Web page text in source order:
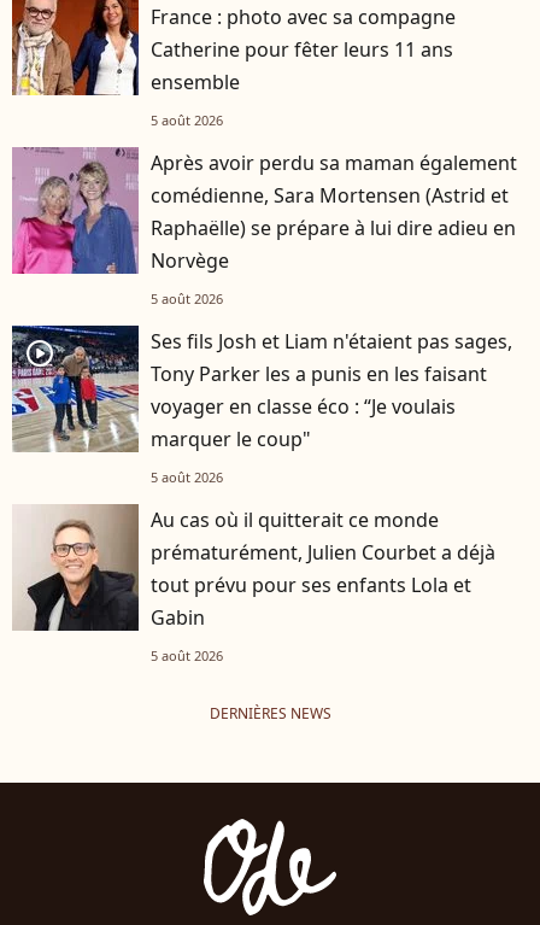
France : photo avec sa compagne
Catherine pour fêter leurs 11 ans
ensemble
5 août 2026
Après avoir perdu sa maman également
comédienne, Sara Mortensen (Astrid et
Raphaëlle) se prépare à lui dire adieu en
Norvège
5 août 2026
player2
Ses fils Josh et Liam n'étaient pas sages,
Tony Parker les a punis en les faisant
voyager en classe éco : “Je voulais
marquer le coup"
5 août 2026
Au cas où il quitterait ce monde
prématurément, Julien Courbet a déjà
tout prévu pour ses enfants Lola et
Gabin
5 août 2026
DERNIÈRES NEWS